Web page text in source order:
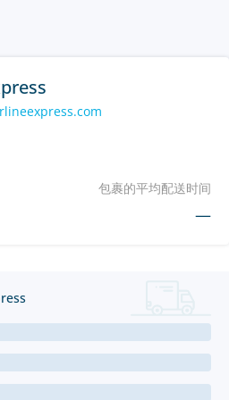
包裹的平均配送时间
—